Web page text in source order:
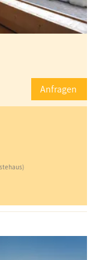
Anfragen